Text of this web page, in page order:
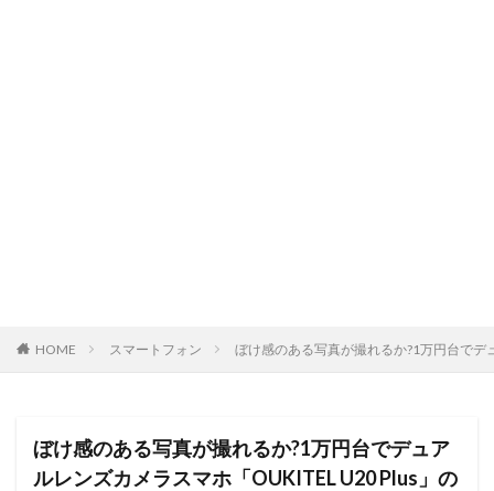
HOME スマートフォン ぼけ感のある写真が撮れるか?1万円台で
ぼけ感のある写真が撮れるか?1万円台でデュア
ルレンズカメラスマホ「OUKITEL U20 Plus」の